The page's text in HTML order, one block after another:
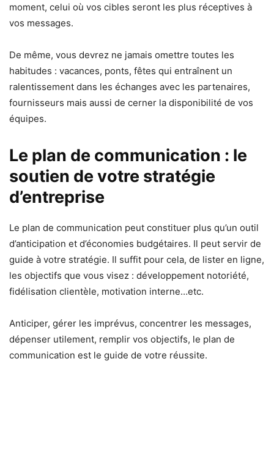
moment, celui où vos cibles seront les plus réceptives à
vos messages.
De même, vous devrez ne jamais omettre toutes les
habitudes : vacances, ponts, fêtes qui entraînent un
ralentissement dans les échanges avec les partenaires,
fournisseurs mais aussi de cerner la disponibilité de vos
équipes.
Le plan de communication : le
soutien de votre stratégie
d’entreprise
Le plan de communication peut constituer plus qu’un outil
d’anticipation et d’économies budgétaires. Il peut servir de
guide à votre stratégie. Il suffit pour cela, de lister en ligne,
les objectifs que vous visez : développement notoriété,
fidélisation clientèle, motivation interne…etc.
Anticiper, gérer les imprévus, concentrer les messages,
dépenser utilement, remplir vos objectifs, le plan de
communication est le guide de votre réussite.